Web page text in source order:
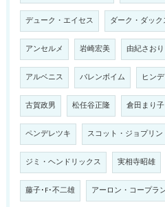
デューク・エイセス ダーク・ダック
アンセルメ 岩崎宏美 由紀さおり
アルベニス バレンボイム ヒン
古賀政男 松任谷正隆 倉田まり子
ペンデレツキ スコット・ジョプリン
ジミ・ヘンドリックス 実相寺昭雄
藤子･F･不二雄 アーロン・コープラ